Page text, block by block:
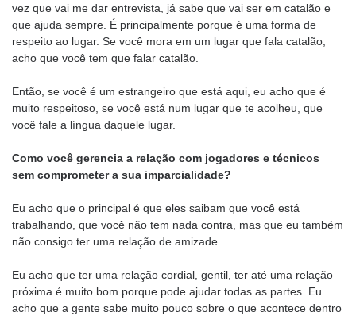
vez que vai me dar entrevista, já sabe que vai ser em catalão e
que ajuda sempre. É principalmente porque é uma forma de
respeito ao lugar. Se você mora em um lugar que fala catalão,
acho que você tem que falar catalão.
Então, se você é um estrangeiro que está aqui, eu acho que é
muito respeitoso, se você está num lugar que te acolheu, que
você fale a língua daquele lugar.
Como você gerencia a relação com jogadores e técnicos
sem comprometer a sua imparcialidade?
Eu acho que o principal é que eles saibam que você está
trabalhando, que você não tem nada contra, mas que eu também
não consigo ter uma relação de amizade.
Eu acho que ter uma relação cordial, gentil, ter até uma relação
próxima é muito bom porque pode ajudar todas as partes. Eu
acho que a gente sabe muito pouco sobre o que acontece dentro